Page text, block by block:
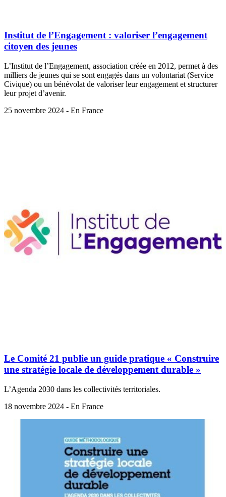
Institut de l’Engagement : valoriser l’engagement
citoyen des jeunes
L’Institut de l’Engagement, association créée en 2012, permet à des
milliers de jeunes qui se sont engagés dans un volontariat (Service
Civique) ou un bénévolat de valoriser leur engagement et structurer
leur projet d’avenir.
25 novembre 2024 - En France
Le Comité 21 publie un guide pratique « Construire
une stratégie locale de développement durable »
L’Agenda 2030 dans les collectivités territoriales.
18 novembre 2024 - En France